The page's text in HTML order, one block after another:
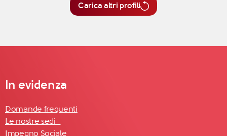
Carica altri profili
In evidenza
Domande frequenti
Le nostre sedi
Impegno Sociale